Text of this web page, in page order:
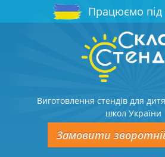
Працюємо під
Виготовлення стендів для
школ України
Замовити